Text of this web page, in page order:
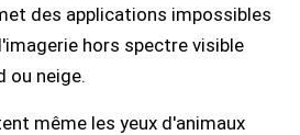
des applications impossibles
hors spectre visible
ou neige.
même les yeux d'animaux